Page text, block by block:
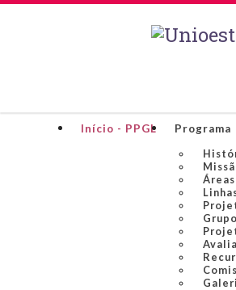
Início - PPGL
Programa